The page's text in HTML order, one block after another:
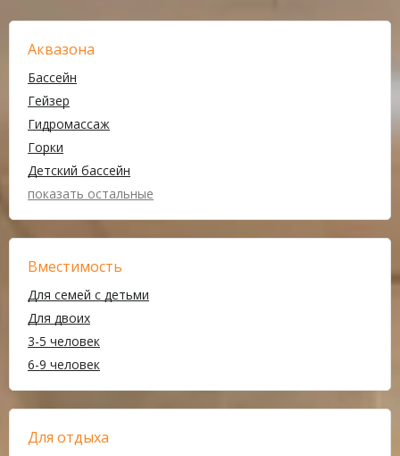
Аквазона
Бассейн
Гейзер
Гидромассаж
Горки
Детский бассейн
показать остальные
Вместимость
Для семей с детьми
Для двоих
3-5 человек
6-9 человек
Для отдыха